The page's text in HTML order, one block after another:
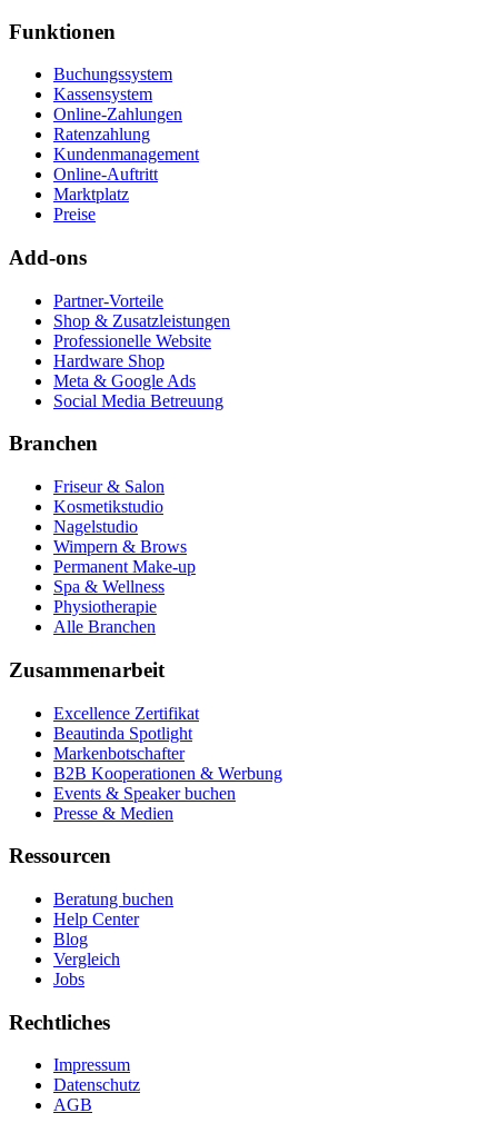
Funktionen
Buchungssystem
Kassensystem
Online-Zahlungen
Ratenzahlung
Kundenmanagement
Online-Auftritt
Marktplatz
Preise
Add-ons
Partner-Vorteile
Shop & Zusatzleistungen
Professionelle Website
Hardware Shop
Meta & Google Ads
Social Media Betreuung
Branchen
Friseur & Salon
Kosmetikstudio
Nagelstudio
Wimpern & Brows
Permanent Make-up
Spa & Wellness
Physiotherapie
Alle Branchen
Zusammenarbeit
Excellence Zertifikat
Beautinda Spotlight
Markenbotschafter
B2B Kooperationen & Werbung
Events & Speaker buchen
Presse & Medien
Ressourcen
Beratung buchen
Help Center
Blog
Vergleich
Jobs
Rechtliches
Impressum
Datenschutz
AGB